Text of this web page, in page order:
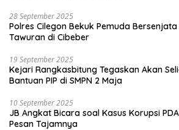
28 September 2025
Polres Cilegon Bekuk Pemuda
Tawuran di Cibeber
19 September 2025
Kejari Rangkasbitung Tegaskan Akan
Bantuan PIP di SMPN 2 Maja
10 September 2025
JB Angkat Bicara soal Kasus Korupsi
Pesan Tajamnya